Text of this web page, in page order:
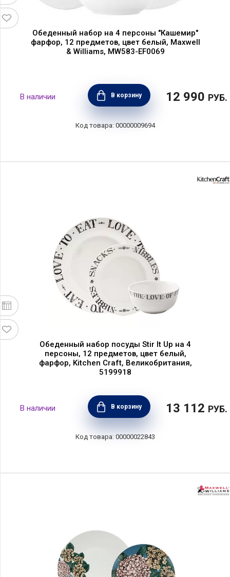
Обеденный набор на 4 персоны "Кашемир"
фарфор, 12 предметов, цвет белый, Maxwell
& Williams, MW583-EF0069
В корзину 12 990 РУБ.
00000009694
Обеденный набор посуды Stir It Up на 4
персоны, 12 предметов, цвет белый,
фарфор, Kitchen Craft, Великобритания,
5199918
В корзину 13 112 РУБ.
00000022843